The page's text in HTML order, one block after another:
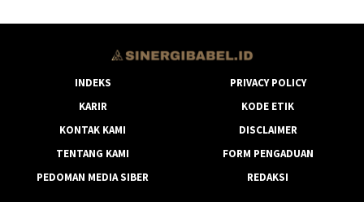
INDEKS
PRIVACY POLICY
KARIR
KODE ETIK
KONTAK KAMI
DISCLAIMER
TENTANG KAMI
FORM PENGADUAN
PEDOMAN MEDIA SIBER
REDAKSI